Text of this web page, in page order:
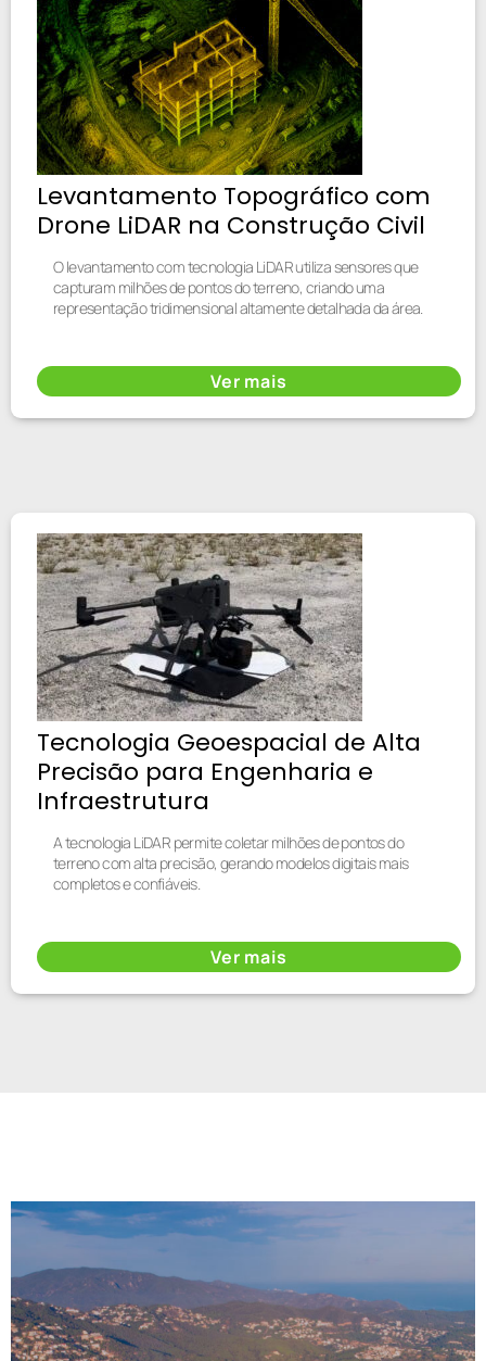
Levantamento Topográfico com
Drone LiDAR na Construção Civil
O levantamento com tecnologia LiDAR utiliza sensores que
capturam milhões de pontos do terreno, criando uma
representação tridimensional altamente detalhada da área.
Ver mais
Tecnologia Geoespacial de Alta
Precisão para Engenharia e
Infraestrutura
A tecnologia LiDAR permite coletar milhões de pontos do
terreno com alta precisão, gerando modelos digitais mais
completos e confiáveis.
Ver mais